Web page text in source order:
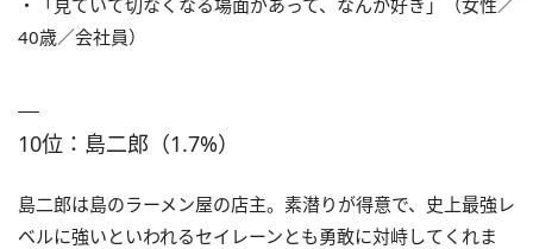
40歳／会社員）
10位：島二郎（1.7%）
島二郎は島のラーメン屋の店主。素潜りが得意で、史上最強レ
ベルに強いといわれるセイレーンとも勇敢に対峙してくれま